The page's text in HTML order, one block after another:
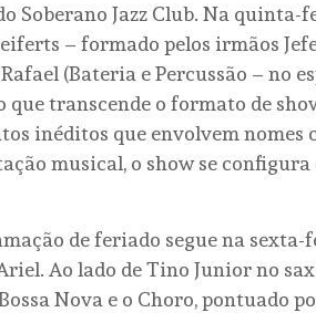
Soberano Jazz Club. Na quinta-
– formado pelos irmãos
(Bateria e Percussão – no
que transcende o formato de
inéditos que envolvem nomes
musical, o show se
de feriado segue na sexta-
Ao lado de Tino Junior no
Bossa Nova e o Choro, pontuado